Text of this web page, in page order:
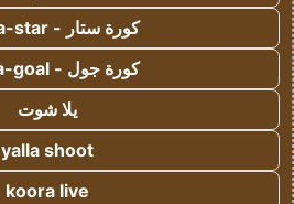
كورة ستار - koora-star
كورة جول - koora-goal
يلا شوت
yalla shoot
koora live